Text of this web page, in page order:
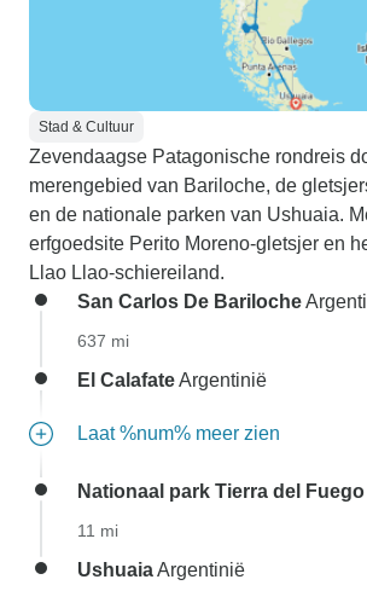
Stad & Cultuur
Zevendaagse Patagonische rondreis
merengebied van Bariloche, de
en de nationale parken van Ushuaia.
erfgoedsite Perito Moreno-gletsjer en
Llao Llao-schiereiland.
San Carlos De Bariloche
637 mi
El CalafateArgentinië
Laat %num% meer zien
Nationaal park Tierra del Fuego
11 mi
UshuaiaArgentinië